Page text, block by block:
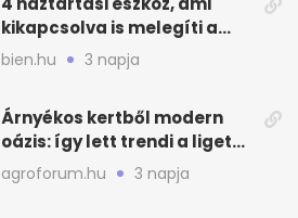
kikapcsolva is melegíti a
lakást
bien.hu 3 napja
Árnyékos kertből modern
oázis: így lett trendi a ligetes
zöld
agroforum.hu 3 napja